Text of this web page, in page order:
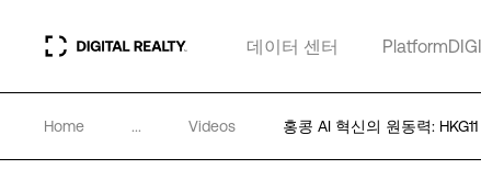
데이터 센터
Home ... Videos 홍콩 AI 혁신의 원동력: